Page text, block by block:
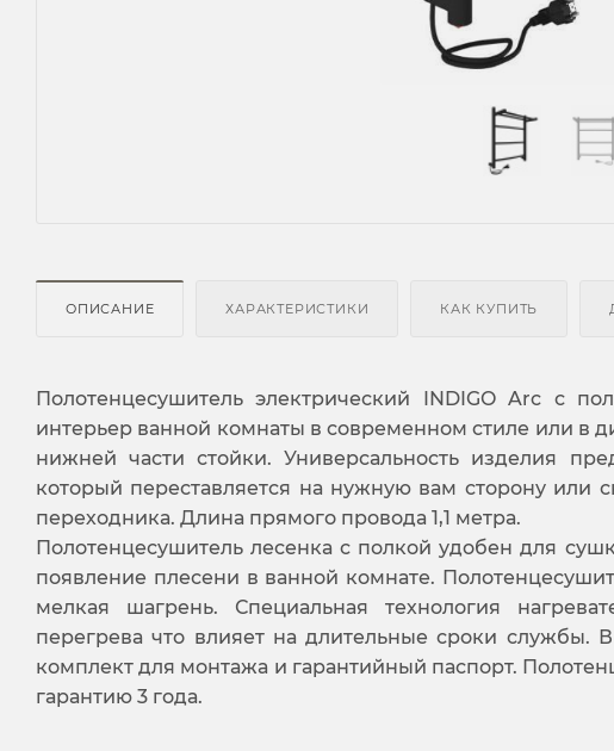
ОПИСАНИЕ ХАРАКТЕРИСТИКИ КАК КУПИТЬ
Полотенцесушитель электрический INDIGO Arc с
интерьер ванной комнаты в современном стиле или в
нижней части стойки. Универсальность изделия
который переставляется на нужную вам сторону или
переходника. Длина прямого провода 1,1 метра.
Полотенцесушитель лесенка с полкой удобен для
появление плесени в ванной комнате.
мелкая шагрень. Специальная технология
перегрева что влияет на длительные сроки службы.
комплект для монтажа и гарантийный паспорт.
гарантию 3 года.